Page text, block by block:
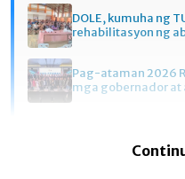
DOLE, kumuha ng
rehabilitasyon ng
Pag-ataman 2026
mga gobernador at